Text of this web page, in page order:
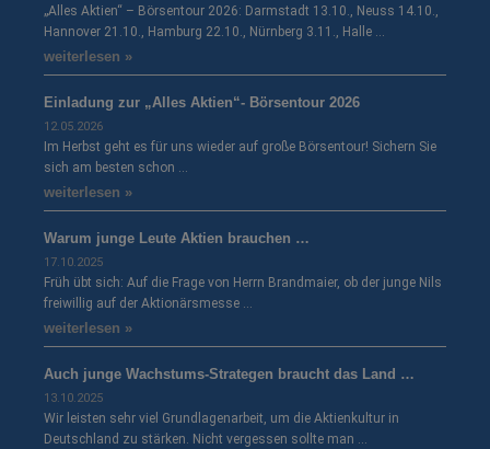
„Alles Aktien“ – Börsentour 2026: Darmstadt 13.10., Neuss 14.10.,
Hannover 21.10., Hamburg 22.10., Nürnberg 3.11., Halle …
weiterlesen »
Einladung zur „Alles Aktien“- Börsentour 2026
12.05.2026
Im Herbst geht es für uns wieder auf große Börsentour! Sichern Sie
sich am besten schon …
weiterlesen »
Warum junge Leute Aktien brauchen …
17.10.2025
Früh übt sich: Auf die Frage von Herrn Brandmaier, ob der junge Nils
freiwillig auf der Aktionärsmesse …
weiterlesen »
Auch junge Wachstums-Strategen braucht das Land …
13.10.2025
Wir leisten sehr viel Grundlagenarbeit, um die Aktienkultur in
Deutschland zu stärken. Nicht vergessen sollte man …